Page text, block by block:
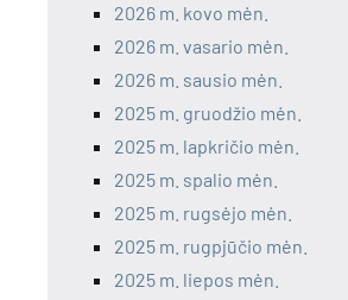
2026 m. kovo mėn.
2026 m. vasario mėn.
2026 m. sausio mėn.
2025 m. gruodžio mėn.
2025 m. lapkričio mėn.
2025 m. spalio mėn.
2025 m. rugsėjo mėn.
2025 m. rugpjūčio mėn.
2025 m. liepos mėn.